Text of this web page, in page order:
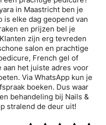
in Maastricht ben je
is elke dag geopend van
en prijzen bel je
zijn erg tevreden
salon en prachtige
French gel of
aan het juiste adres voor
Via WhatsApp kun je
boeken. Dus waar
behandeling bij Nails &
stralend de deur uit!